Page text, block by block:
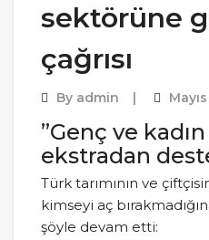
sektörüne
çağrısı
By admin
”Genç ve
ekstradan
Türk tarımının ve
kimseyi aç
şöyle devam etti: